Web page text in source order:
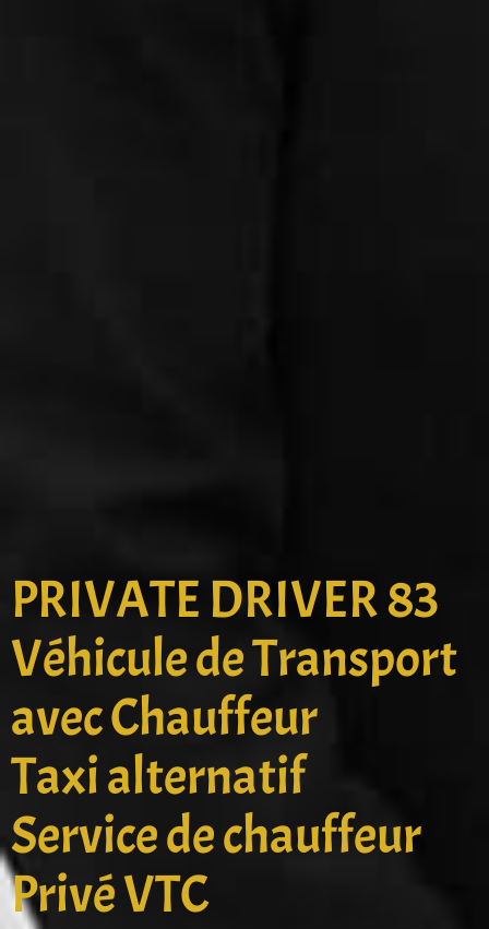
PRIVATE DRIVER 83
Véhicule de Transport
avec Chauffeur
Taxi alternatif
Service de chauffeur
Privé VTC